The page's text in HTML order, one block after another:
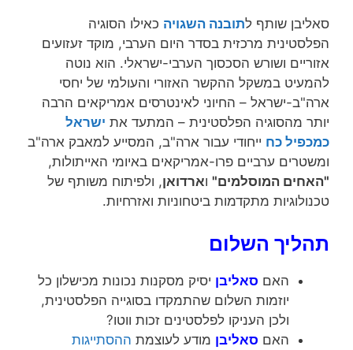
סאליבן שותף לתובנה השגויה כאילו הסוגיה
הפלסטינית מרכזית בסדר היום הערבי, מוקד זעזועים
אזוריים ושורש הסכסוך הערבי-ישראלי. הוא נוטה
להמעיט במשקל ההקשר האזורי והעולמי של יחסי
ארה"ב-ישראל – החיוני לאינטרסים אמריקאים הרבה
יותר מהסוגיה הפלסטינית – המתעד את ישראל
כמכפיל כח ייחודי עבור ארה"ב, המסייע למאבק ארה"ב
ומשטרים ערביים פרו-אמריקאים באיומי האייתולות,
"האחים המוסלמים" וארדואן, ולפיתוח משותף של
טכנולוגיות מתקדמות ביטחוניות ואזרחיות.
תהליך השלום
האם סאליבן יסיק מסקנות נכונות מכישלון כל
יוזמות השלום שהתמקדו בסוגייה הפלסטינית,
ולכן העניקו לפלסטינים זכות ווטו?
האם סאליבן מודע לעוצמת ההסתייגות